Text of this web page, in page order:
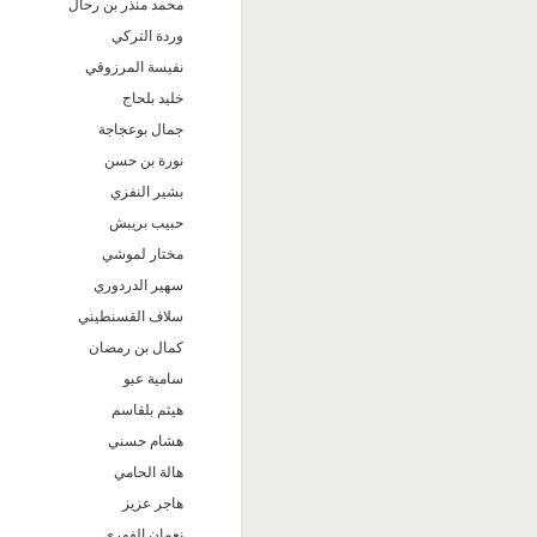
محمد منذر بن رحال
وردة التركي
نفيسة المرزوقي
خليد بلحاج
جمال بوعجاجة
نورة بن حسن
بشير النفزي
حبيب بريبش
مختار لموشي
سهير الدردوري
سلاف القسنطيني
كمال بن رمضان
سامية عبو
هيثم بلقاسم
هشام حسني
هالة الحامي
هاجر عزيز